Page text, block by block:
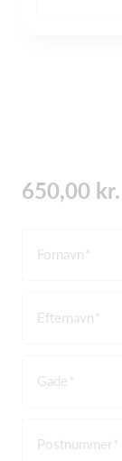
650,00 kr.
Fornavn
Efternavn
Gade
Postnummer